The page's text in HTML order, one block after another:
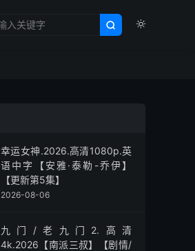


幸运女神.2026.高清1080p.英
语中字【安雅·泰勒-乔伊】
【更新第5集】
2026-08-06
九门/老九门2.高清
4k.2026【南派三叔】【剧情/